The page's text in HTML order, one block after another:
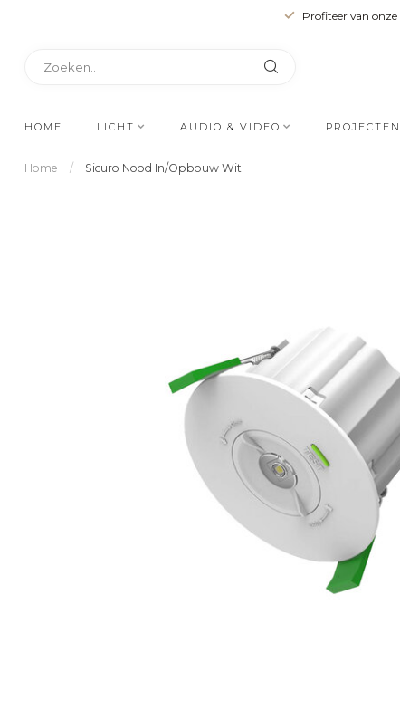
Profiteer van onze
HOME LICHT AUDIO & VIDEO PROJECTEN
Home / Sicuro Nood In/Opbouw Wit